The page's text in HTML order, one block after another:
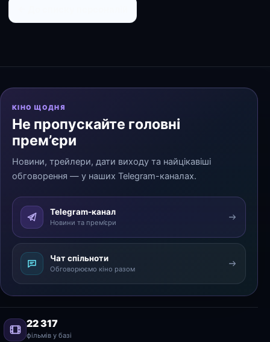
КІНО ЩОДНЯ
Не пропускайте головні
прем’єри
Новини, трейлери, дати виходу та найцікавіші
обговорення — у наших Telegram-каналах.
Telegram-канал
Новини та прем’єри
Чат спільноти
Обговорюємо кіно разом
22 317
фільмів у базі